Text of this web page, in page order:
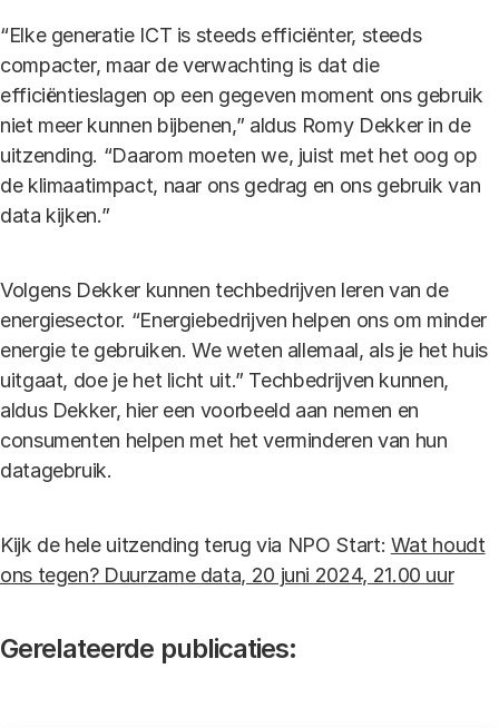
“Elke generatie ICT is steeds efficiënter, steeds
compacter, maar de verwachting is dat die
efficiëntieslagen op een gegeven moment ons gebruik
niet meer kunnen bijbenen,” aldus Romy Dekker in de
uitzending. “Daarom moeten we, juist met het oog op
de klimaatimpact, naar ons gedrag en ons gebruik van
data kijken.”
Volgens Dekker kunnen techbedrijven leren van de
energiesector. “Energiebedrijven helpen ons om minder
energie te gebruiken. We weten allemaal, als je het huis
uitgaat, doe je het licht uit.” Techbedrijven kunnen,
aldus Dekker, hier een voorbeeld aan nemen en
consumenten helpen met het verminderen van hun
datagebruik.
Kijk de hele uitzending terug via NPO Start: Wat houdt
ons tegen? Duurzame data, 20 juni 2024, 21.00 uur
Gerelateerde publicaties: